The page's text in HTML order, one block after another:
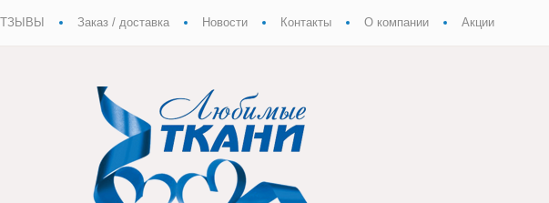
Заказ / доставка Новости Контакты О компании Акции